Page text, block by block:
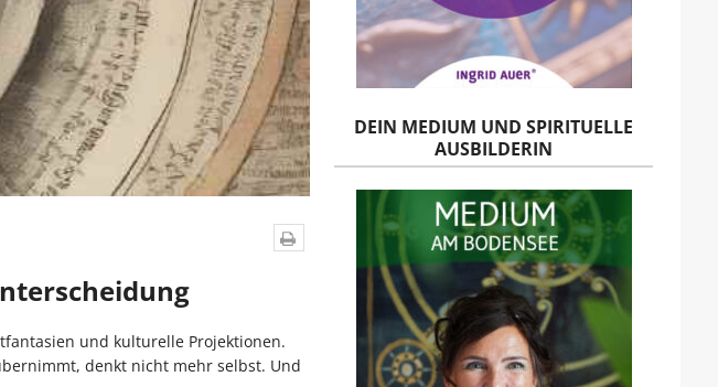
und kulturelle Projektionen.
denkt nicht mehr selbst. Und
DEIN MEDIUM UND SPIRITUELLE
AUSBILDERIN